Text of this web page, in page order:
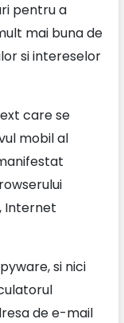
pentru a
mai buna de
si intereselor
care se
mobil al
Internet
si nici
de e-mail